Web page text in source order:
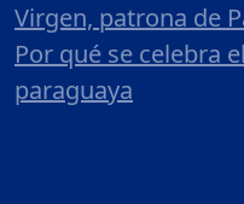
Virgen, patrona de
Por qué se celebra
paraguaya